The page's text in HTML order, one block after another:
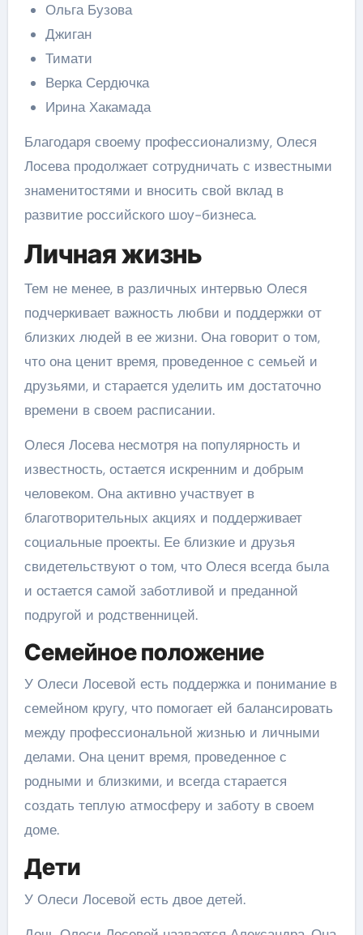
Ольга Бузова
Джиган
Тимати
Верка Сердючка
Ирина Хакамада
Благодаря своему профессионализму, Олеся
Лосева продолжает сотрудничать с известными
знаменитостями и вносить свой вклад в
развитие российского шоу-бизнеса.
Личная жизнь
Тем не менее, в различных интервью Олеся
подчеркивает важность любви и поддержки от
близких людей в ее жизни. Она говорит о том,
что она ценит время, проведенное с семьей и
друзьями, и старается уделить им достаточно
времени в своем расписании.
Олеся Лосева несмотря на популярность и
известность, остается искренним и добрым
человеком. Она активно участвует в
благотворительных акциях и поддерживает
социальные проекты. Ее близкие и друзья
свидетельствуют о том, что Олеся всегда была
и остается самой заботливой и преданной
подругой и родственницей.
Семейное положение
У Олеси Лосевой есть поддержка и понимание в
семейном кругу, что помогает ей балансировать
между профессиональной жизнью и личными
делами. Она ценит время, проведенное с
родными и близкими, и всегда старается
создать теплую атмосферу и заботу в своем
доме.
Дети
У Олеси Лосевой есть двое детей.